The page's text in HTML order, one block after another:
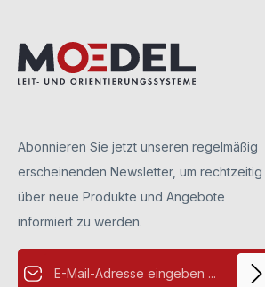
Abonnieren Sie jetzt unseren regelmäßig
erscheinenden Newsletter, um rechtzeitig
über neue Produkte und Angebote
informiert zu werden.
E-Mail-Adresse*